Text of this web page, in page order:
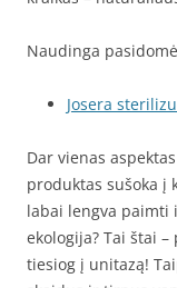
Naudinga
Josera
Dar vienas
produktas sušoka į
labai lengva paimti
ekologija? Tai štai
tiesiog į unitazą!